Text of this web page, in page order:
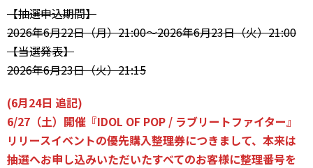
【抽選申込期間】
2026年6月22日（月）21:00～2026年6月23日（火）21:00
【当選発表】
2026年6月23日（火）21:15
(6月24日 追記)
6/27（土）開催『IDOL OF POP / ラブリートファイター』
リリースイベントの優先購入整理券につきまして、本来は
抽選へお申し込みいただいたすべてのお客様に整理番号を